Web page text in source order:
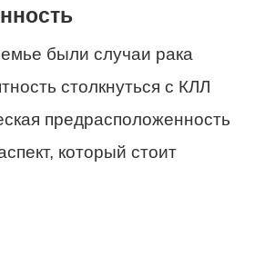
были случаи рака
столкнуться с КЛЛ
предрасположенность
который стоит